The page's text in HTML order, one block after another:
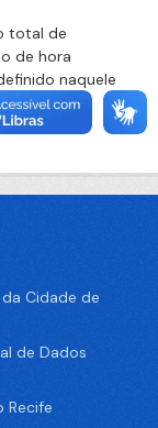
total de
de hora
naquele
Cidade de
de Dados
Recife